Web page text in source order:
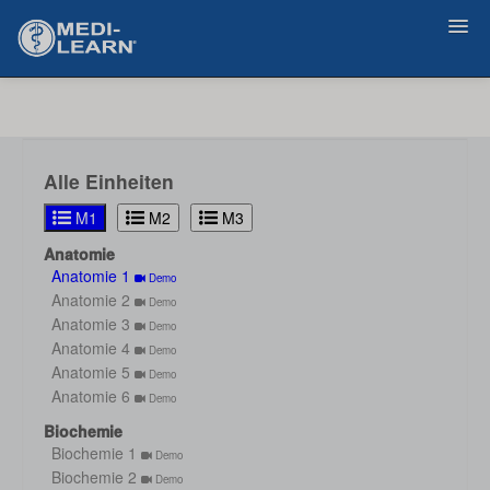
Alle Einheiten
M1 M2
M3
Anatomie
Anatomie 1
Demo
Anatomie 2 Demo
Anatomie 3 Demo
Anatomie 4 Demo
Anatomie 5 Demo
Anatomie 6 Demo
Biochemie
Biochemie 1
Demo
Biochemie 2 Demo